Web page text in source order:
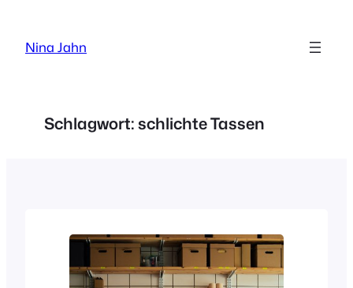
springen
Nina Jahn
Schlagwort: schlichte Tassen